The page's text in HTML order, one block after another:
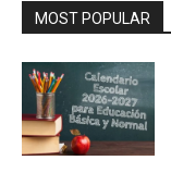
MOST POPULAR